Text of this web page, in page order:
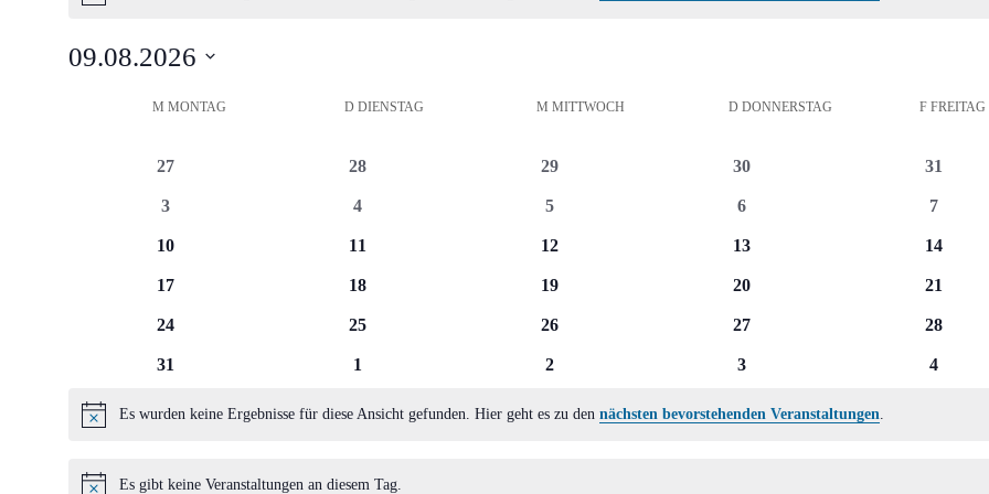
09.08.2026
Kalender
Veranstaltungen
M MONTAG D DIENSTAG M MITTWOCH D DONNERSTAG FFREITAG
0
27
0
28
0
29
0
30
0
31
0
3
0
4
0
5
0
6
0
7
0
10
0
11
0
12
0
13
0
14
0
17
0
18
0
19
0
20
0
21
0
24
0
25
0
26
0
27
0
28
0
31
0
1
0
2
0
3
0
4
Hinweis
Es wurden keine Ergebnisse für diese Ansicht gefunden. Hier geht es zu den nächsten bevorstehenden Veranstaltungen.
Es gibt keine Veranstaltungen an diesem Tag.